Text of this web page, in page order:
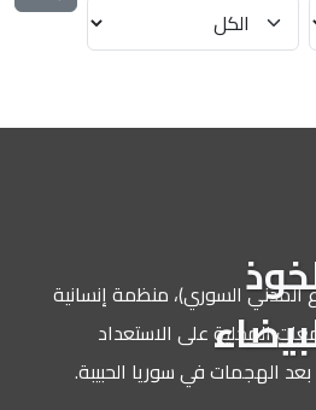
المدني السوري)، منظمة إنسانية
المحلية على الاستعداد
الهجمات في سوريا الحبيبة.